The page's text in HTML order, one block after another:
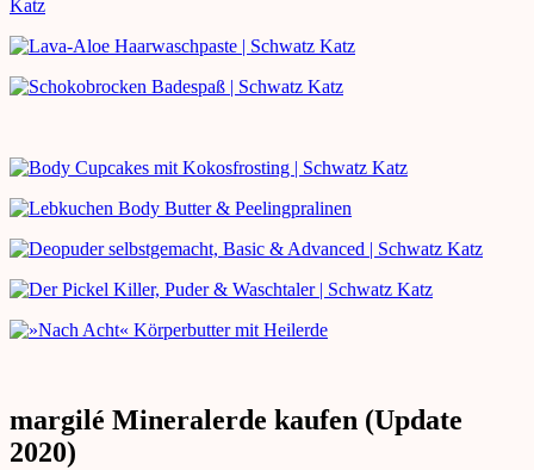
margilé Mineralerde kaufen (Update
2020)